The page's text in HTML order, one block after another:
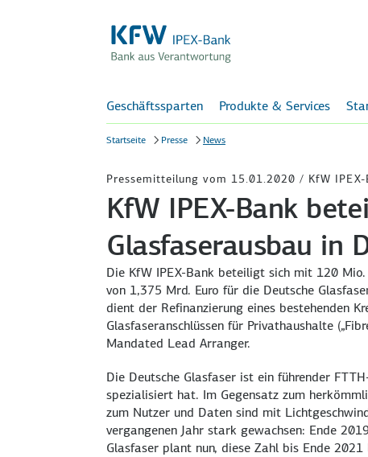
Geschäftssparten Produkte & Services
Startseite Presse News
Pressemitteilung vom 15.01.2020 / KfW IPEX-
KfW IPEX-Bank
Glasfaserausbau in
Die KfW IPEX-Bank beteiligt sich mit 120
von 1,375 Mrd. Euro für die Deutsche
dient der Refinanzierung eines bestehenden
Glasfaseranschlüssen für Privathaushalte
Mandated Lead Arranger.
Die Deutsche Glasfaser ist ein führender
spezialisiert hat. Im Gegensatz zum
zum Nutzer und Daten sind mit
vergangenen Jahr stark gewachsen: Ende
Glasfaser plant nun, diese Zahl bis Ende 2021